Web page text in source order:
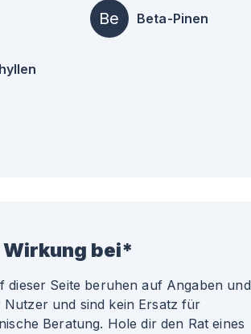
Be Beta-Pinen
bei*
dieser Seite beruhen auf Angaben und
und sind kein Ersatz für
Beratung. Hole dir den Rat eines